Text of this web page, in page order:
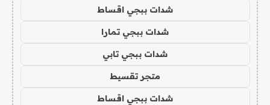
شدات ببجي اقساط
شدات ببجي تمارا
شدات ببجي تابي
متجر تقسيط
شدات ببجي اقساط